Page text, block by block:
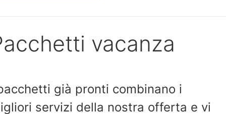
vacanza
già pronti combinano i
servizi della nostra offerta e vi